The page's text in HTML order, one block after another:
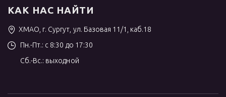
КАК НАС НАЙТИ
ХМАО, г. Сургут, ул. Базовая 11/1, каб.18
Пн.-Пт.: с 8:30 до 17:30
Сб.-Вс.: выходной